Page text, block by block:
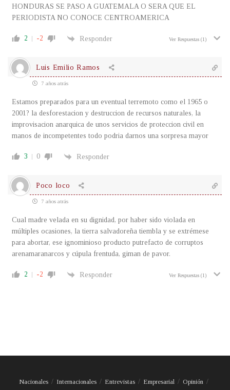
HONDURAS SE PASO A GUATEMALA O SERA QUE EL
PERIODISTA NO CONOCE CENTROAMERICA
2 -2 Responder Ver Respuestas (1)
Luis Emilio Ramos
7 años atrás
Estamos preparados para un eventual terremoto como el 1965 o
2001? la desforestacion y destruccion de recursos naturales, la
improvisacion anarquica de unos servicios de proteccion civil en
manos de incompetentes todo podria darnos una sorpresa mayor
3 0 Responder
Poco loco
7 años atrás
Cual madre velada en su dignidad, por haber sido violada en
múltiples ocasiones, la tierra salvadoreña tiembla y se extrémese
para abortar, ese ignominioso producto putrefacto de corruptos
arenamaranarcos y cúpula frentuda, giman de pavor.
2 -2 Responder Ver Respuestas (1)
Nacionales Internacionales Entrevistas Empresarial
Opinión